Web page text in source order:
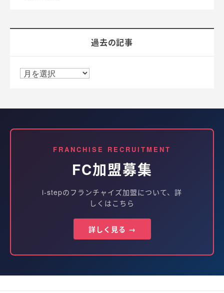
過去の記事
FRANCHISE RECRUITMENT
FC加盟募集
i-stepのフランチャイズ加盟について、詳
しくはこちら
詳しく見る →